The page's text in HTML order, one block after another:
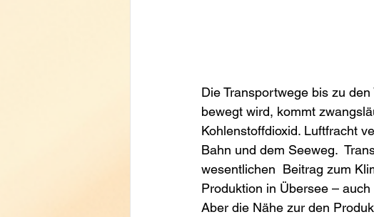
Die Transportwege bis zu
bewegt wird, kommt
Kohlenstoffdioxid. Luftfracht
Bahn und dem Seeweg.
wesentlichen  Beitrag zum
Produktion in Übersee –
Aber die Nähe zur den